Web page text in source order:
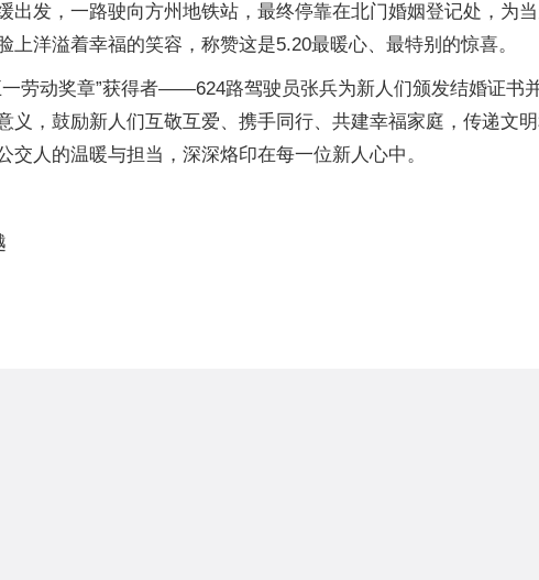
出发，一路驶向方州地铁站，最终停靠在北门婚姻登记处，为
上洋溢着幸福的笑容，称赞这是5.20最暖心、最特别的惊喜。
劳动奖章”获得者——624路驾驶员张兵为新人们颁发结婚证
义，鼓励新人们互敬互爱、携手同行、共建幸福家庭，传递文
交人的温暖与担当，深深烙印在每一位新人心中。